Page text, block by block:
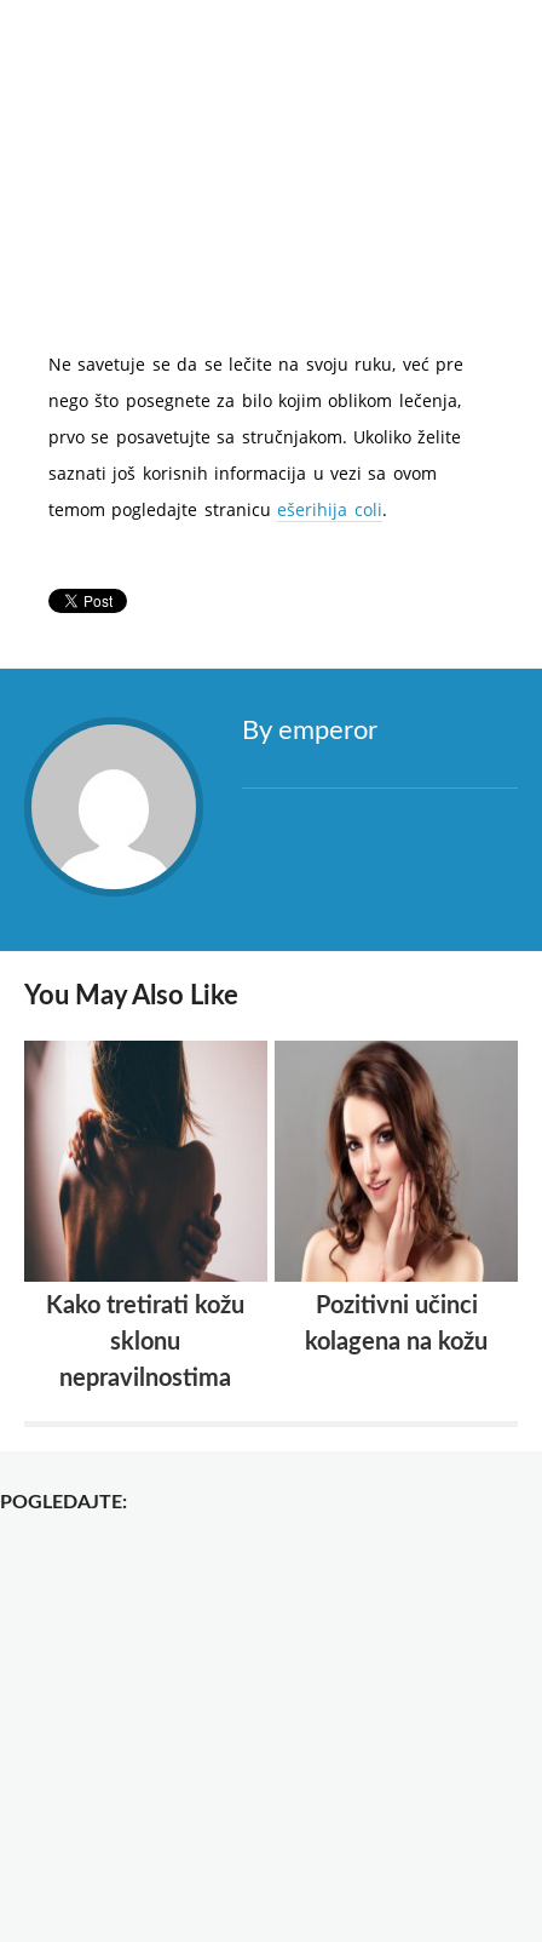
Ne savetuje se da se lečite na svoju ruku, već pre
nego što posegnete za bilo kojim oblikom lečenja,
prvo se posavetujte sa stručnjakom. Ukoliko želite
saznati još korisnih informacija u vezi sa ovom
temom pogledajte stranicuešerihija coli.
By emperor
You May Also Like
Kako tretirati kožu
sklonu
nepravilnostima
Pozitivni učinci
kolagena na kožu
POGLEDAJTE: